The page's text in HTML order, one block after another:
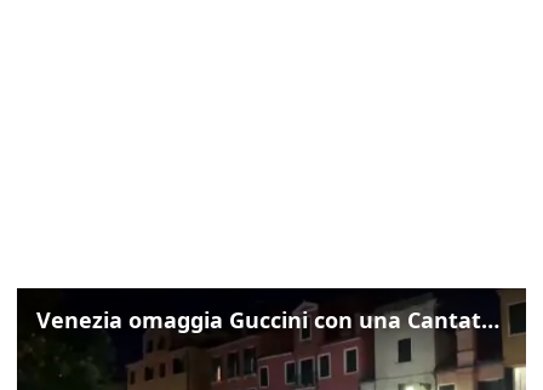
Venezia omaggia Guccini con una Cantata Anarchica in campo Santa Margherita